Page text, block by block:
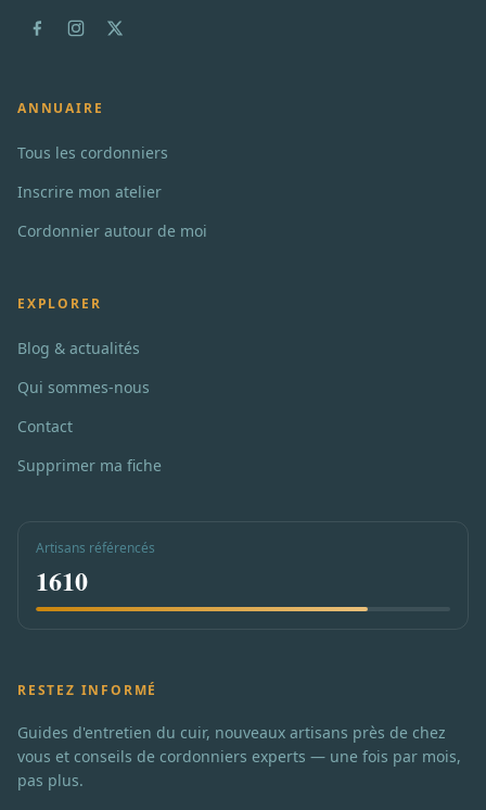
ANNUAIRE
Tous les cordonniers
Inscrire mon atelier
Cordonnier autour de moi
EXPLORER
Blog & actualités
Qui sommes-nous
Contact
Supprimer ma fiche
Artisans référencés
1610
RESTEZ INFORMÉ
Guides d'entretien du cuir, nouveaux artisans près de chez
vous et conseils de cordonniers experts — une fois par mois,
pas plus.